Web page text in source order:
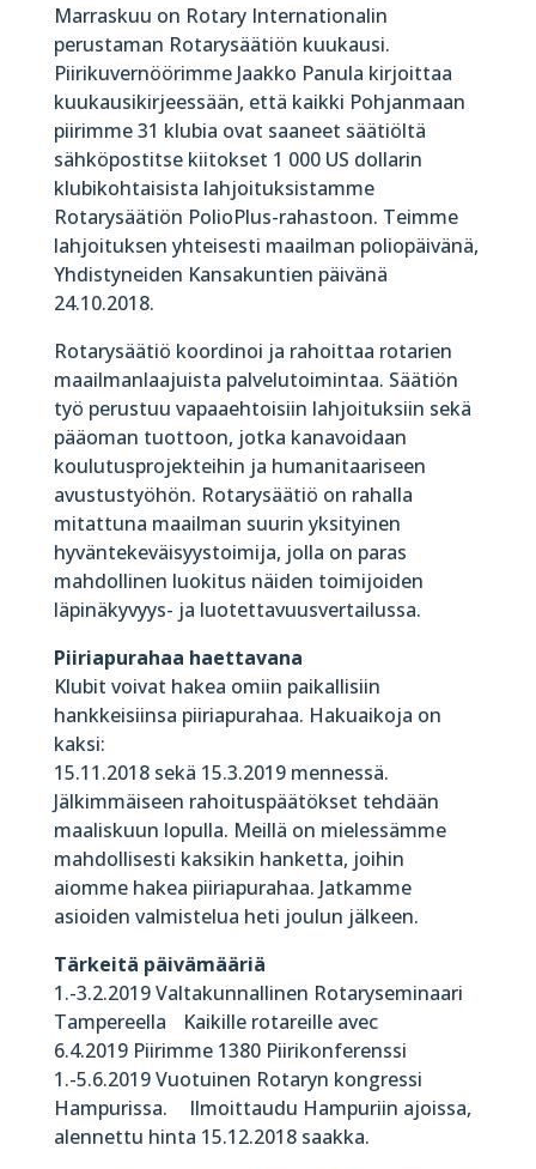
Marraskuu on Rotary Internationalin
perustaman Rotarysäätiön kuukausi.
Piirikuvernöörimme Jaakko Panula kirjoittaa
kuukausikirjeessään, että kaikki Pohjanmaan
piirimme 31 klubia ovat saaneet säätiöltä
sähköpostitse kiitokset 1 000 US dollarin
klubikohtaisista lahjoituksistamme
Rotarysäätiön PolioPlus-rahastoon. Teimme
lahjoituksen yhteisesti maailman poliopäivänä,
Yhdistyneiden Kansakuntien päivänä
24.10.2018.
Rotarysäätiö koordinoi ja rahoittaa rotarien
maailmanlaajuista palvelutoimintaa. Säätiön
työ perustuu vapaaehtoisiin lahjoituksiin sekä
pääoman tuottoon, jotka kanavoidaan
koulutusprojekteihin ja humanitaariseen
avustustyöhön. Rotarysäätiö on rahalla
mitattuna maailman suurin yksityinen
hyväntekeväisyystoimija, jolla on paras
mahdollinen luokitus näiden toimijoiden
läpinäkyvyys- ja luotettavuusvertailussa.
Piiriapurahaa haettavana
Klubit voivat hakea omiin paikallisiin
hankkeisiinsa piiriapurahaa. Hakuaikoja on
kaksi:
15.11.2018 sekä 15.3.2019 mennessä.
Jälkimmäiseen rahoituspäätökset tehdään
maaliskuun lopulla. Meillä on mielessämme
mahdollisesti kaksikin hanketta, joihin
aiomme hakea piiriapurahaa. Jatkamme
asioiden valmistelua heti joulun jälkeen.
Tärkeitä päivämääriä
1.-3.2.2019 Valtakunnallinen Rotaryseminaari
Tampereella Kaikille rotareille avec
6.4.2019 Piirimme 1380 Piirikonferenssi
1.-5.6.2019 Vuotuinen Rotaryn kongressi
Hampurissa. Ilmoittaudu Hampuriin ajoissa,
alennettu hinta 15.12.2018 saakka.